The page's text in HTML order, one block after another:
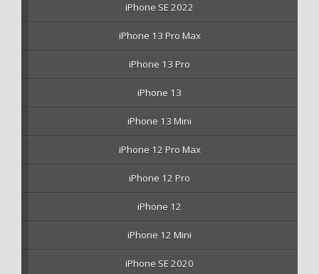
iPhone SE 2022
iPhone 13 Pro Max
iPhone 13 Pro
iPhone 13
iPhone 13 Mini
iPhone 12 Pro Max
iPhone 12 Pro
iPhone 12
iPhone 12 Mini
iPhone SE 2020